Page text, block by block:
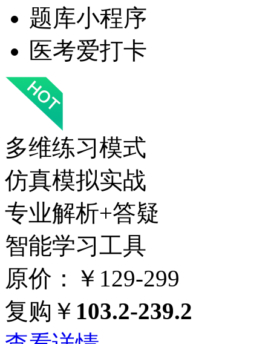
题库小程序
医考爱打卡
多维练习模式
仿真模拟实战
专业解析+答疑
智能学习工具
原价：￥129-299
复购￥ 103.2-239.2